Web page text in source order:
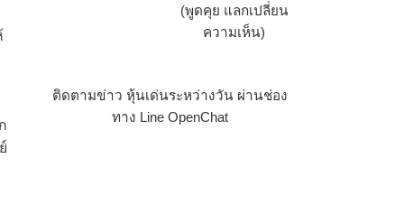
(พูดคุย แลกเปลี่ยน
ความเห็น)
ติดตามข่าว หุ้นเด่นระหว่างวัน ผ่านช่อง
ทาง Line OpenChat